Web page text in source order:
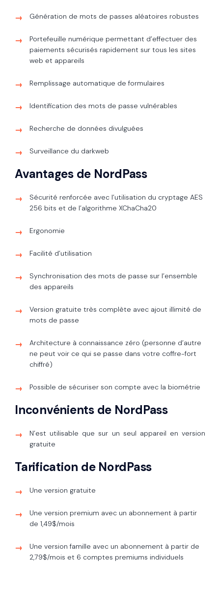
Génération de mots de passes aléatoires robustes
Portefeuille numérique permettant d’effectuer des
paiements sécurisés rapidement sur tous les sites
web et appareils
Remplissage automatique de formulaires
Identification des mots de passe vulnérables
Recherche de données divulguées
Surveillance du darkweb
Avantages de NordPass
Sécurité renforcée avec l’utilisation du cryptage AES
256 bits et de l’algorithme XChaCha20
Ergonomie
Facilité d’utilisation
Synchronisation des mots de passe sur l’ensemble
des appareils
Version gratuite très complète avec ajout illimité de
mots de passe
Architecture à connaissance zéro (personne d’autre
ne peut voir ce qui se passe dans votre coffre-fort
chiffré)
Possible de sécuriser son compte avec la biométrie
Inconvénients de NordPass
N’est utilisable que sur un seul appareil en version
gratuite
Tarification de NordPass
Une version gratuite
Une version premium avec un abonnement à partir
de 1,49$/mois
Une version famille avec un abonnement à partir de
2,79$/mois et 6 comptes premiums individuels